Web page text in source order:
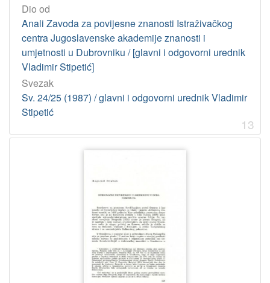
Dio od
Anali Zavoda za povijesne znanosti Istraživačkog
centra Jugoslavenske akademije znanosti i
umjetnosti u Dubrovniku / [glavni i odgovorni urednik
Vladimir Stipetić]
Svezak
Sv. 24/25 (1987) / glavni i odgovorni urednik Vladimir
Stipetić
13